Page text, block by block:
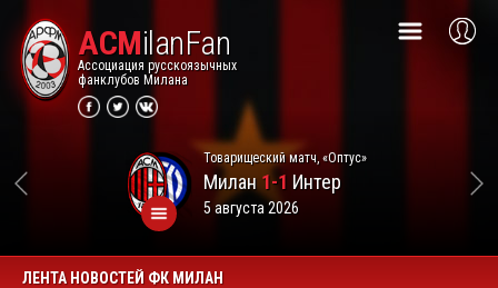
ACMilanFan
Ассоциация русскоязычных
фанклубов Милана
Товарищеский матч, «Оптус»
Милан1-1 Интер
5 августа 2026
ЛЕНТА НОВОСТЕЙ ФК МИЛАН